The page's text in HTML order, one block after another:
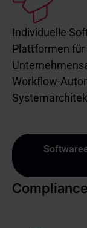
Individuelle
Plattformen
Workflow-